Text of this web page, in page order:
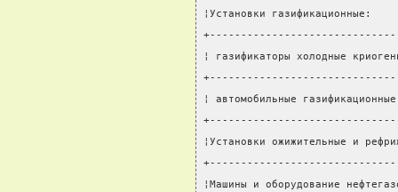
¦Установки
¦ газификаторы холодные
¦ автомобильные
¦Установки ожижительные и
¦Машины и оборудование